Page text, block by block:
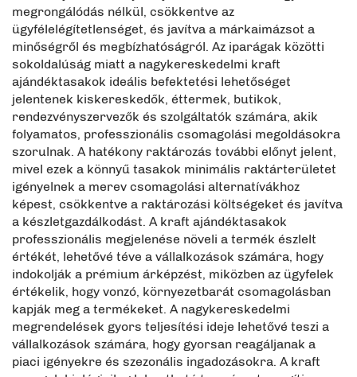
megrongálódás nélkül, csökkentve az
ügyfélelégítetlenséget, és javítva a márkaimázsot a
minőségről és megbízhatóságról. Az iparágak közötti
sokoldalúság miatt a nagykereskedelmi kraft
ajándéktasakok ideális befektetési lehetőséget
jelentenek kiskereskedők, éttermek, butikok,
rendezvényszervezők és szolgáltatók számára, akik
folyamatos, professzionális csomagolási megoldásokra
szorulnak. A hatékony raktározás további előnyt jelent,
mivel ezek a könnyű tasakok minimális raktárterületet
igényelnek a merev csomagolási alternatívákhoz
képest, csökkentve a raktározási költségeket és javítva
a készletgazdálkodást. A kraft ajándéktasakok
professzionális megjelenése növeli a termék észlelt
értékét, lehetővé téve a vállalkozások számára, hogy
indokolják a prémium árképzést, miközben az ügyfelek
értékelik, hogy vonzó, környezetbarát csomagolásban
kapják meg a termékeket. A nagykereskedelmi
megrendelések gyors teljesítési ideje lehetővé teszi a
vállalkozások számára, hogy gyorsan reagáljanak a
piaci igényekre és szezonális ingadozásokra. A kraft